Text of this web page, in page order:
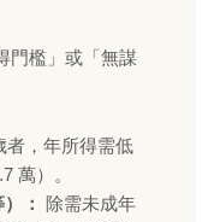
門檻」或「無謀
者，年所得需低
萬）。
：
除需未成年